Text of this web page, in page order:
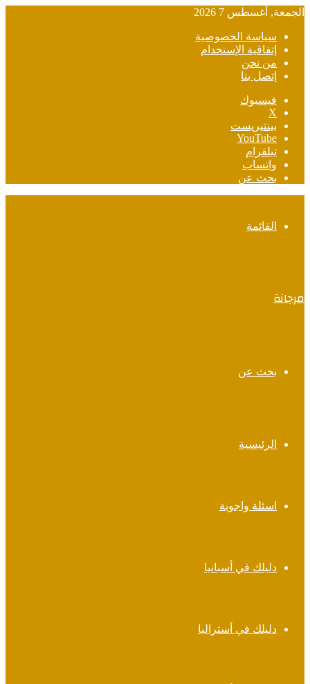
الجمعة, أغسطس 7 2026
سياسة الخصوصية
إتفاقية الإستخدام
من نحن
إتصل بنا
فيسبوك
‫X
بينتيريست
‫YouTube
تيلقرام
واتساب
بحث عن
القائمة
مرجانة
بحث عن
الرئيسية
اسئلة واجوبة
دليلك في أسبانيا
دليلك في أستراليا